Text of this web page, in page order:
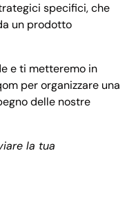
specifici, che
un prodotto
e ti metteremo in
per organizzare una
delle nostre
la tua